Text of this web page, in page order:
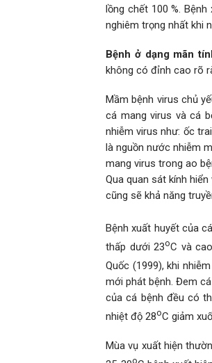
lồng chết 100 %.
nghiêm trọng nhất khi
Bệnh ở dạng mãn
không có đỉnh cao rõ
Mầm bệnh virus chủ
cá mang virus và cá
nhiễm virus như: ốc
là nguồn nước nhiễm
mang virus trong ao
Qua quan sát kính
cũng sẽ khả năng
Bệnh xuất huyết của
thấp dưới 23oC và
Quốc (1999), khi
mới phát bệnh. Đem
của cá bệnh đều có
nhiệt độ 28oC giảm
Mùa vụ xuất hiện
o